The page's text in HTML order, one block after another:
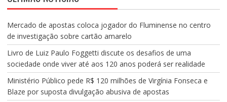
Mercado de apostas coloca jogador do Fluminense no centro
de investigação sobre cartão amarelo
Livro de Luiz Paulo Foggetti discute os desafios de uma
sociedade onde viver até aos 120 anos poderá ser realidade
Ministério Público pede R$ 120 milhões de Virgínia Fonseca e
Blaze por suposta divulgação abusiva de apostas